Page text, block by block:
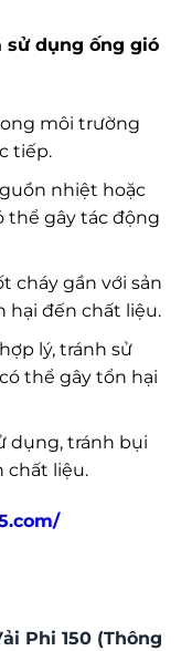
sử dụng ống gió
môi trường
tiếp.
nhiệt hoặc
thể gây tác động
cháy gần với sản
hại đến chất liệu.
lý, tránh sử
thể gây tổn hại
dụng, tránh bụi
chất liệu.
Phi 150 (Thông